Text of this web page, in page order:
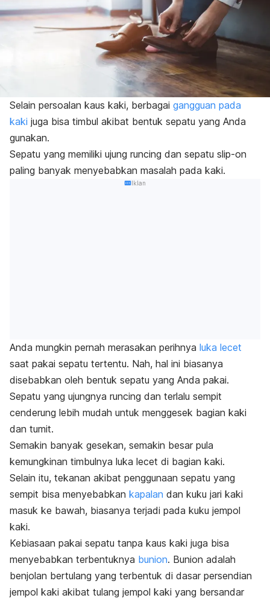
Selain persoalan kaus kaki, berbagai gangguan pada
kaki juga bisa timbul akibat bentuk sepatu yang Anda
gunakan.
Sepatu yang memiliki ujung runcing dan sepatu slip-on
paling banyak menyebabkan masalah pada kaki.
Iklan
Anda mungkin pernah merasakan perihnya luka lecet
saat pakai sepatu tertentu. Nah, hal ini biasanya
disebabkan oleh bentuk sepatu yang Anda pakai.
Sepatu yang ujungnya runcing dan terlalu sempit
cenderung lebih mudah untuk menggesek bagian kaki
dan tumit.
Semakin banyak gesekan, semakin besar pula
kemungkinan timbulnya luka lecet di bagian kaki.
Selain itu, tekanan akibat penggunaan sepatu yang
sempit bisa menyebabkan kapalan dan kuku jari kaki
masuk ke bawah, biasanya terjadi pada kuku jempol
kaki.
Kebiasaan pakai sepatu tanpa kaus kaki juga bisa
menyebabkan terbentuknya bunion. Bunion adalah
benjolan bertulang yang terbentuk di dasar persendian
jempol kaki akibat tulang jempol kaki yang bersandar